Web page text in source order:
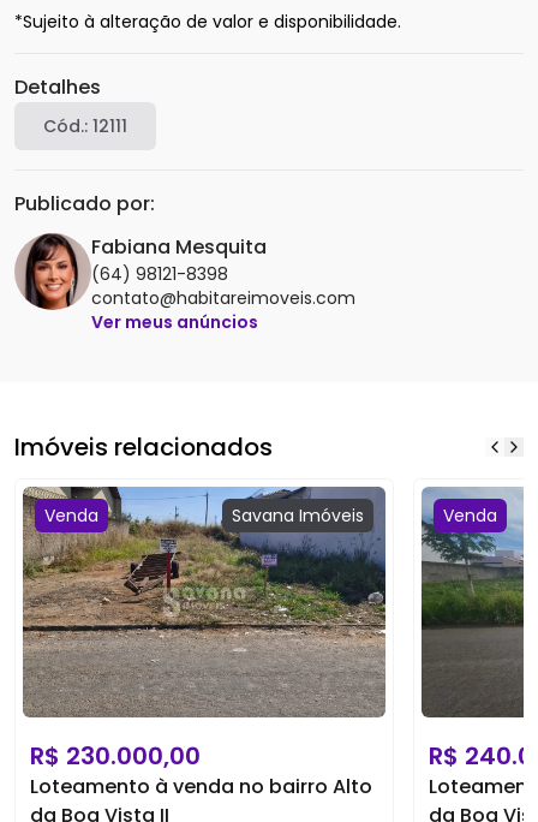
*Sujeito à alteração de valor e disponibilidade.
Detalhes
Cód.: 12111
Publicado por:
Fabiana Mesquita
(64) 98121-8398
contato@habitareimoveis.com
Ver meus anúncios
Venda Savana Imóveis
R$ 230.000,00
Loteamento à venda no bairro Alto
da Boa Vista II
Venda
R$
da Boa
Imóveis relacionados